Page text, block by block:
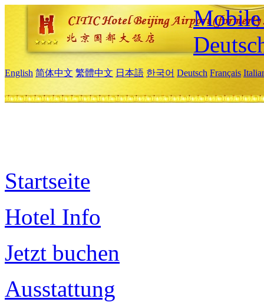
Mobile
English 简体中文 繁體中文 日本語 한국어 Deutsch Français
Startseite
Hotel Info
Jetzt buchen
Ausstattung